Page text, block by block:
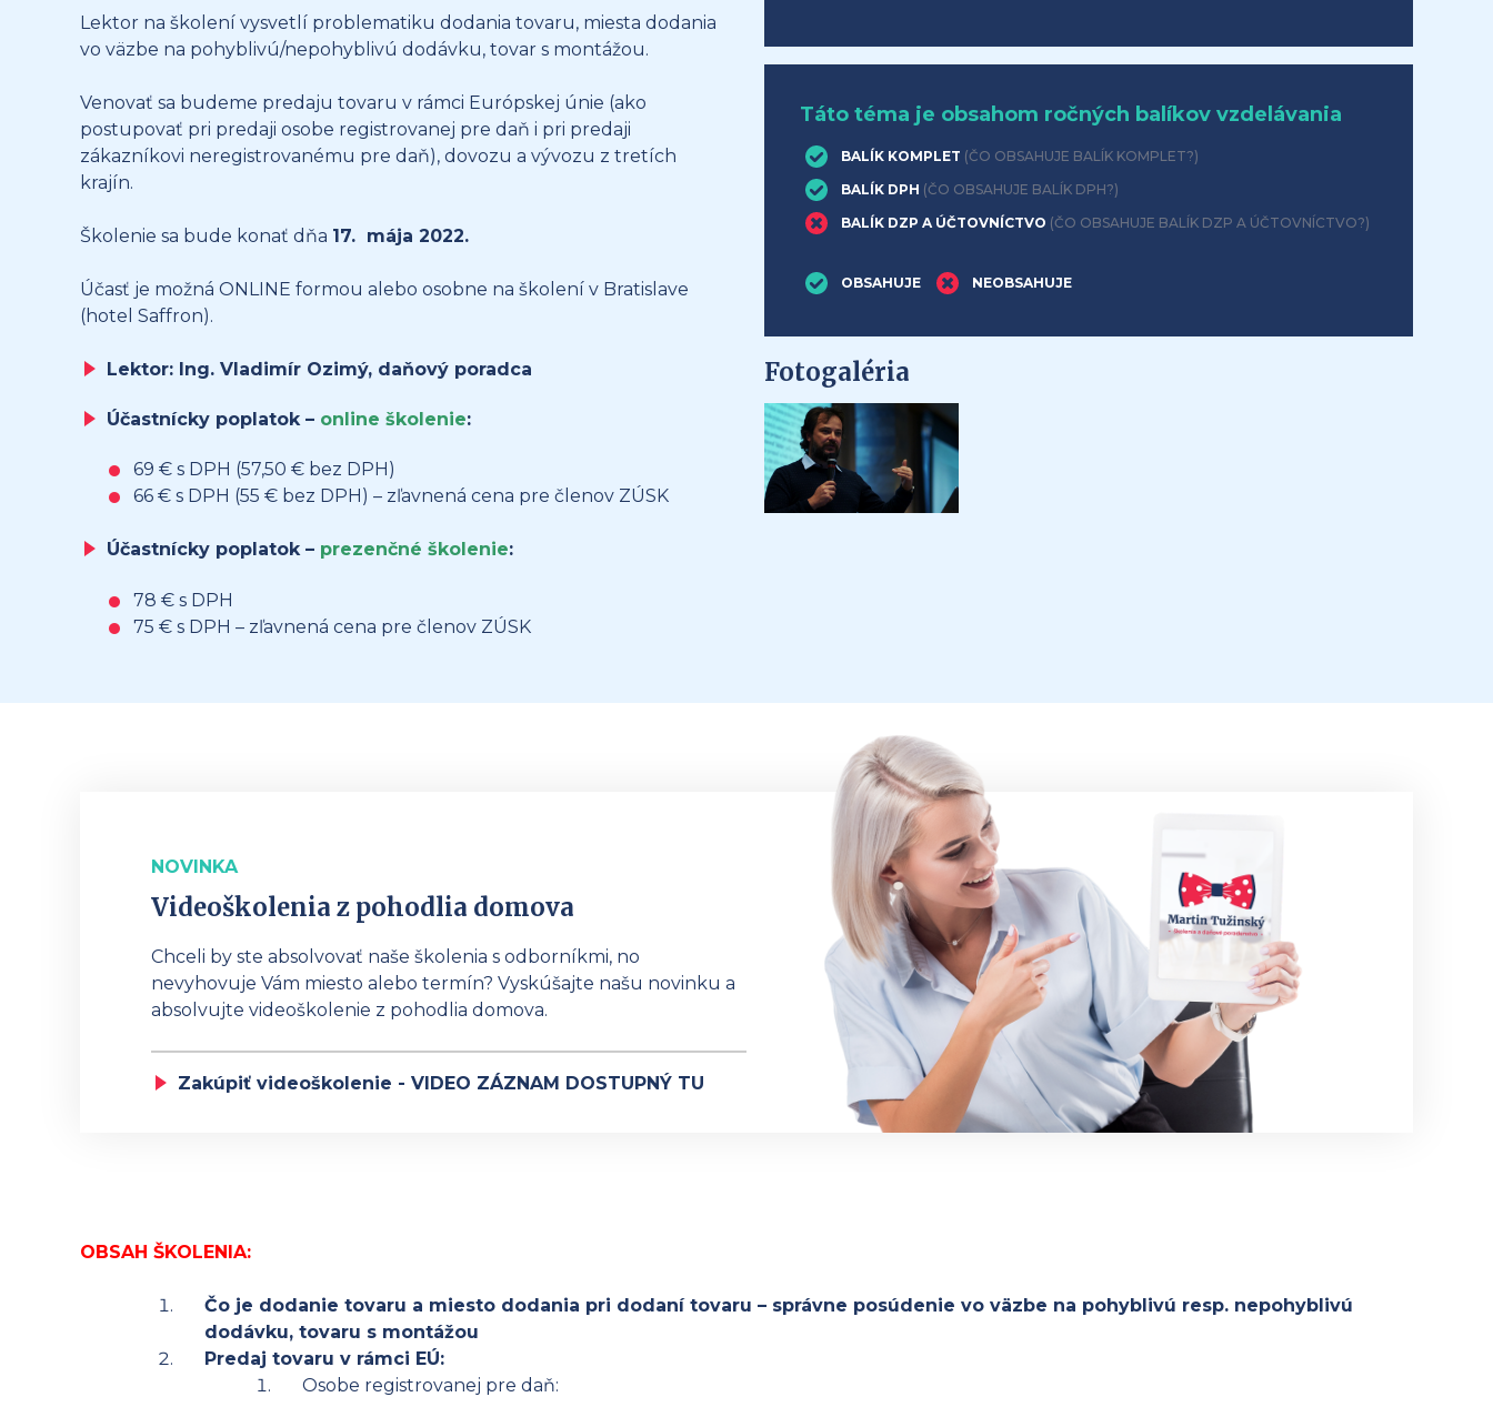
Lektor na školení vysvetlí problematiku dodania tovaru, miesta dodania
vo väzbe na pohyblivú/nepohyblivú dodávku, tovar s montážou.
Venovať sa budeme predaju tovaru v rámci Európskej únie (ako
postupovať pri predaji osobe registrovanej pre daň i pri predaji
zákazníkovi neregistrovanému pre daň), dovozu a vývozu z tretích
krajín.
Školenie sa bude konať dňa 17. mája 2022.
Účasť je možná ONLINE formou alebo osobne na školení v Bratislave
(hotel Saffron).
Lektor: Ing. Vladimír Ozimý, daňový poradca
Účastnícky poplatok – online školenie:
69 € s DPH (57,50 € bez DPH)
66 € s DPH (55 € bez DPH) – zľavnená cena pre členov ZÚSK
Účastnícky poplatok – prezenčné školenie:
78 € s DPH
75 € s DPH – zľavnená cena pre členov ZÚSK
Táto téma je obsahom ročných balíkov vzdelávania
BALÍK KOMPLET (ČO OBSAHUJE BALÍK KOMPLET?)
BALÍK DPH (ČO OBSAHUJE BALÍK DPH?)
BALÍK DZP A ÚČTOVNÍCTVO (ČO OBSAHUJE BALÍK DZP A ÚČTOVNÍCTVO?)
OBSAHUJE NEOBSAHUJE
Fotogaléria
NOVINKA
Videoškolenia z pohodlia domova
Chceli by ste absolvovať naše školenia s odborníkmi, no
nevyhovuje Vám miesto alebo termín? Vyskúšajte našu novinku a
absolvujte videoškolenie z pohodlia domova.
Zakúpiť videoškolenie - VIDEO ZÁZNAM DOSTUPNÝ TU
OBSAH ŠKOLENIA:
Čo je dodanie tovaru a miesto dodania pri dodaní tovaru – správne posúdenie vo väzbe na pohyblivú resp. nepohyblivú
dodávku, tovaru s montážou
Predaj tovaru v rámci EÚ:
Osobe registrovanej pre daň: